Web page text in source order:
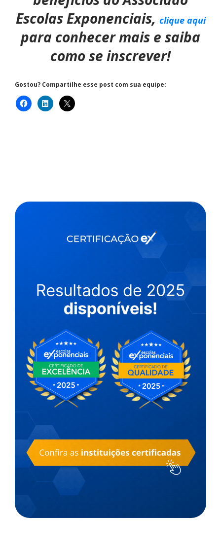
Escolas Exponenciais, clique aqui
para conhecer mais e saiba
como se inscrever!
Gostou? Compartilhe esse post com sua equipe: